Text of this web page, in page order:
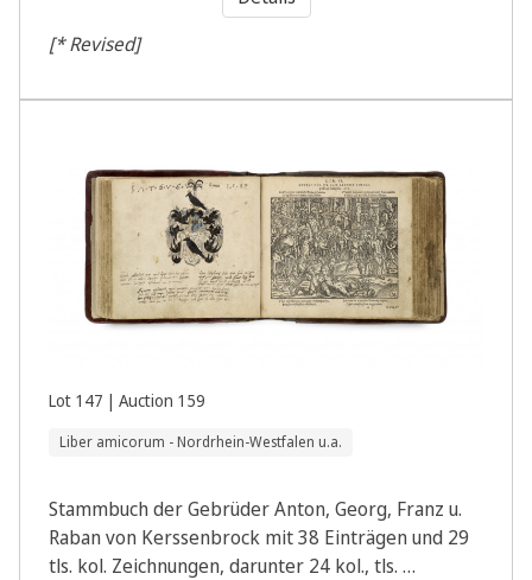
[* Revised]
Lot 147 | Auction 159
Liber amicorum - Nordrhein-Westfalen u.a.
Stammbuch der Gebrüder Anton, Georg, Franz u.
Raban von Kerssenbrock mit 38 Einträgen und 29
tls. kol. Zeichnungen, darunter 24 kol., tls. …